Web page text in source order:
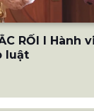
RỐI I
luật